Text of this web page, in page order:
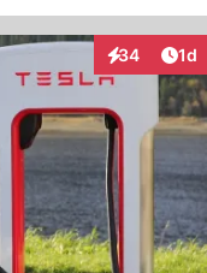
34
Interaktionen
1d